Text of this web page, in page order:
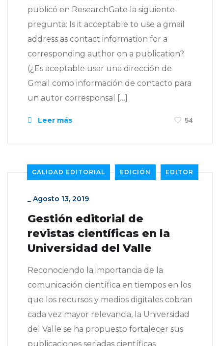
publicó en ResearchGate la siguiente
pregunta: Is it acceptable to use a gmail
address as contact information for a
corresponding author on a publication?
(¿Es aceptable usar una dirección de
Gmail como información de contacto para
un autor corresponsal […]
Leer más 54
CALIDAD EDITORIAL EDICIÓN EDITOR
_ Agosto 13, 2019
Gestión editorial de
revistas científicas en la
Universidad del Valle
Reconociendo la importancia de la
comunicación científica en tiempos en los
que los recursos y medios digitales cobran
cada vez mayor relevancia, la Universidad
del Valle se ha propuesto fortalecer sus
publicaciones seriadas científicas